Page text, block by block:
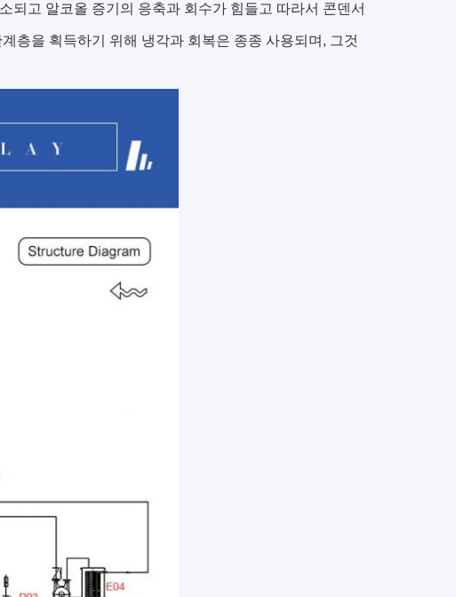
되고 알코올 증기의 응축과 회수가 힘들고 따라서 콘덴서
층을 획득하기 위해 냉각과 회복은 종종 사용되며, 그것